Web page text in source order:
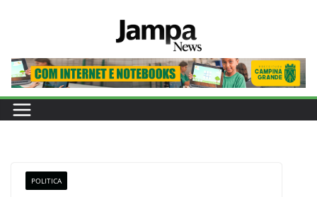
conteúdo
POLITICA